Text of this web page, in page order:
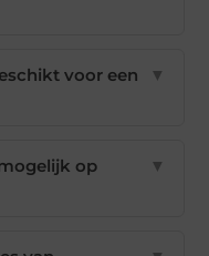
voor een
▼
op
▼